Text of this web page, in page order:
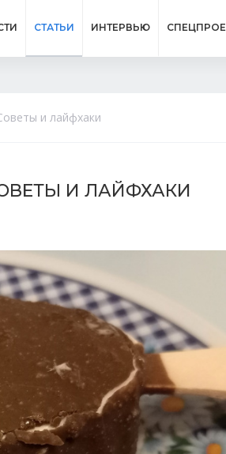
СТАТЬИ ИНТЕРВЬЮ
и лайфхаки
И ЛАЙФХАКИ